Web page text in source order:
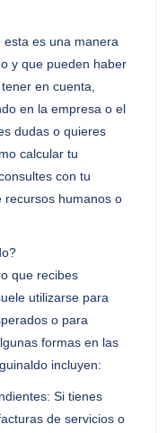
esta es una manera
y que pueden haber
en cuenta,
en la empresa o el
dudas o quieres
calcular tu
con tu
recursos humanos o
que recibes
utilizarse para
o para
formas en las
incluyen:
Si tienes
de servicios o